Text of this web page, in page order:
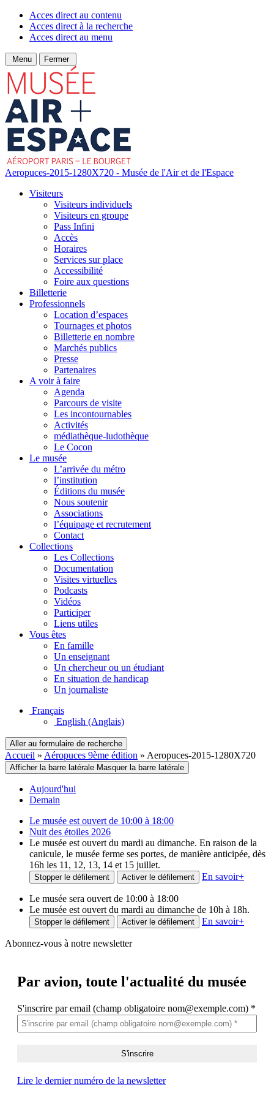
Acces direct au contenu
Acces direct à la recherche
Acces direct au menu
Menu Fermer
Aeropuces-2015-1280X720 - Musée de l'Air et de l'Espace
Visiteurs
Visiteurs individuels
Visiteurs en groupe
Pass Infini
Accès
Horaires
Services sur place
Accessibilité
Foire aux questions
Billetterie
Professionnels
Location d’espaces
Tournages et photos
Billetterie en nombre
Marchés publics
Presse
Partenaires
A voir à faire
Agenda
Parcours de visite
Les incontournables
Activités
médiathèque-ludothèque
Le Cocon
Le musée
L’arrivée du métro
l’institution
Éditions du musée
Nous soutenir
Associations
l’équipage et recrutement
Contact
Collections
Les Collections
Documentation
Visites virtuelles
Podcasts
Vidéos
Participer
Liens utiles
Vous êtes
En famille
Un enseignant
Un chercheur ou un étudiant
En situation de handicap
Un journaliste
Français
English (Anglais)
Aller au formulaire de recherche
Accueil » Aéropuces 9ème édition » Aeropuces-2015-1280X720
Afficher la barre latérale Masquer la barre latérale
Aujourd'hui
Demain
Le musée est ouvert de 10:00 à 18:00
Nuit des étoiles 2026
Le musée est ouvert du mardi au dimanche. En raison de la
canicule, le musée ferme ses portes, de manière anticipée, dès
16h les 11, 12, 13, 14 et 15 juillet.
Stopper le défilement Activer le défilement En savoir+
Le musée sera ouvert de 10:00 à 18:00
Le musée est ouvert du mardi au dimanche de 10h à 18h.
Stopper le défilement Activer le défilement En savoir+
Abonnez-vous à notre newsletter
Par avion, toute l'actualité du musée
S'inscrire par email (champ obligatoire nom@exemple.com) *
Lire le dernier numéro de la newsletter